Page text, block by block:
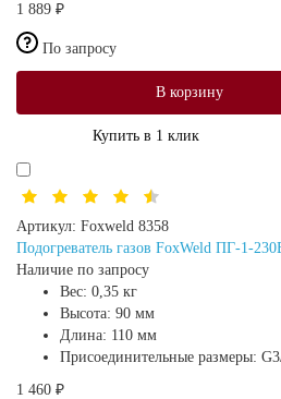
1 889 ₽
По запросу
В корзину
Купить в 1 клик
Артикул: Foxweld 8358
Подогреватель газов FoxWeld ПГ-1-
Наличие по запросу
Вес: 0,35 кг
Высота: 90 мм
Длина: 110 мм
Присоединительные размеры:
1 460 ₽